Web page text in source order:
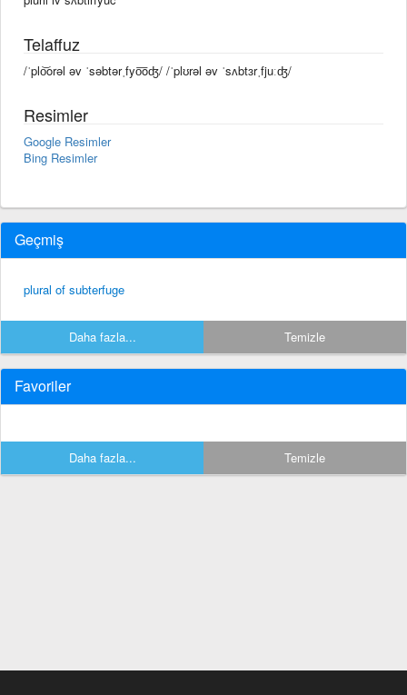
Telaffuz
/ˈplo͝orəl əv ˈsəbtərˌfyo͞oʤ/ /ˈplʊrəl əv ˈsʌbtɜrˌfjuːʤ/
Resimler
Google Resimler
Bing Resimler
Geçmiş
plural of subterfuge
Daha fazla... Temizle
Favoriler
Daha fazla... Temizle